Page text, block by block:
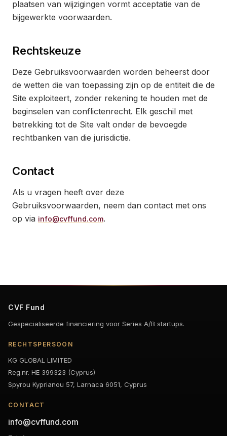
plaatsen van wijzigingen vormt acceptatie van de
bijgewerkte voorwaarden.
Rechtskeuze
Deze Gebruiksvoorwaarden worden beheerst door
de wetten die van toepassing zijn op de entiteit die de
Site exploiteert, zonder rekening te houden met de
beginselen van conflictenrecht. Elk geschil met
betrekking tot de Site valt onder de bevoegde
rechtbanken van die jurisdictie.
Contact
Als u vragen heeft over deze
Gebruiksvoorwaarden, neem dan contact met ons
op via info@cvffund.com.
CVF Fund
Gespecialiseerde financiering voor Series A/B startups.
RECHTSPERSOON
KG GLOBAL LIMITED
Reg.nr. HE 399323 (Cyprus)
Spyrou Kyprianou 57, Larnaca 6051, Cyprus
CONTACT
info@cvffund.com